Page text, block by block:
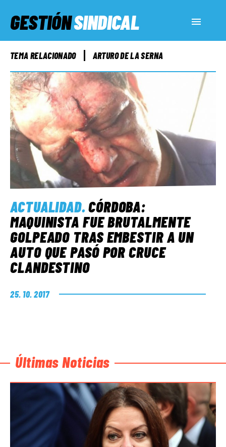
GESTIÓNSINDICAL
ACTUALIDAD
SERVICIOS SOCIALES
INFORMES ESPECIALES
FUERA DE MEGÁFONO
EL LADO «G»
TEMA RELACIONADO ARTURO DE LA SERNA
ACTUALIDAD.CÓRDOBA:
MAQUINISTA FUE BRUTALMENTE
GOLPEADO TRAS EMBESTIR A UN
AUTO QUE PASÓ POR CRUCE
CLANDESTINO
25. 10. 2017
Últimas Noticias